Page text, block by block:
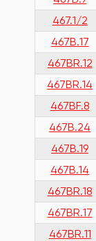
467.1/2
467B.17
467BR.12
467BR.14
467BF.8
467B.24
467B.19
467B.14
467BR.18
467BR.17
467BR.11